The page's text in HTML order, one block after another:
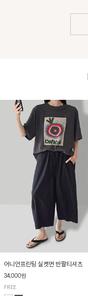
어니언프린팅 실켓면 반팔티셔츠
34,000원
FREE